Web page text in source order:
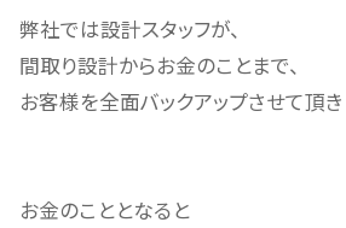
弊社では設計スタッフが、
間取り設計からお金のことまで、
お客様を全面バックアップさせて頂き
お金のこととなると